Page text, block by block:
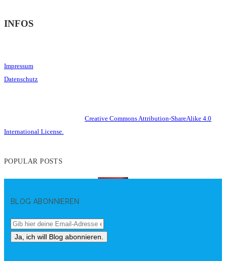
INFOS
Impressum
Datenschutz
Creative Commons Attribution-ShareAlike 4.0
International License.
POPULAR POSTS
BLOG ABONNIEREN